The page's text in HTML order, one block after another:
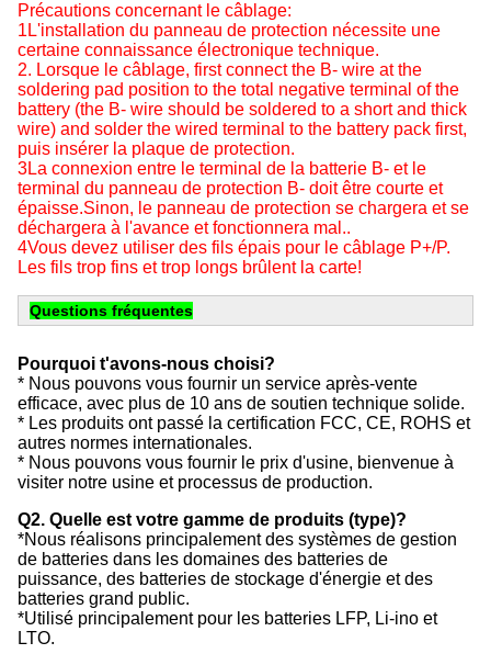
Précautions concernant le câblage:
1L'installation du panneau de protection nécessite une
certaine connaissance électronique technique.
2. Lorsque le câblage, first connect the B- wire at the
soldering pad position to the total negative terminal of the
battery (the B- wire should be soldered to a short and thick
wire) and solder the wired terminal to the battery pack first,
puis insérer la plaque de protection.
3La connexion entre le terminal de la batterie B- et le
terminal du panneau de protection B- doit être courte et
épaisse.Sinon, le panneau de protection se chargera et se
déchargera à l'avance et fonctionnera mal..
4Vous devez utiliser des fils épais pour le câblage P+/P.
Les fils trop fins et trop longs brûlent la carte!
Questions fréquentes
Pourquoi t'avons-nous choisi?
* Nous pouvons vous fournir un service après-vente
efficace, avec plus de 10 ans de soutien technique solide.
* Les produits ont passé la certification FCC, CE, ROHS et
autres normes internationales.
* Nous pouvons vous fournir le prix d'usine, bienvenue à
visiter notre usine et processus de production.
Q2. Quelle est votre gamme de produits (type)?
*Nous réalisons principalement des systèmes de gestion
de batteries dans les domaines des batteries de
puissance, des batteries de stockage d'énergie et des
batteries grand public.
*Utilisé principalement pour les batteries LFP, Li-ino et
LTO.